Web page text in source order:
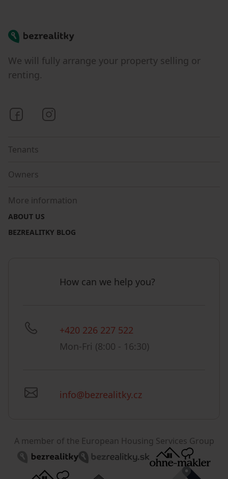
Bezrealitky
We will fully arrange your property selling or
renting.
Bezrealitky on Facebook
Tenants
Owners
More information
ABOUT US
BEZREALITKY BLOG
How can we help you?
+420 226 227 522
Mon-Fri (8:00 - 16:30)
info@bezrealitky.cz
A member of the European Housing Services Group